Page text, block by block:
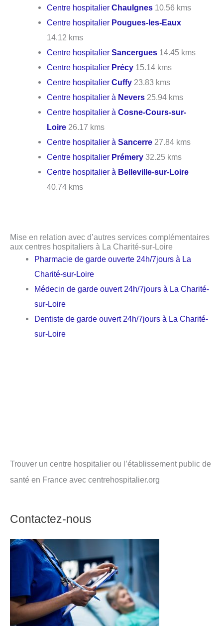
Centre hospitalierChaulgnes 10.56 kms
Centre hospitalier Pougues-les-Eaux
14.12 kms
Centre hospitalierSancergues 14.45 kms
Centre hospitalier Précy 15.14 kms
Centre hospitalierCuffy 23.83 kms
Centre hospitalier à Nevers 25.94 kms
Centre hospitalier àCosne-Cours-sur-
Loire 26.17 kms
Centre hospitalier àSancerre 27.84 kms
Centre hospitalier Prémery 32.25 kms
Centre hospitalier à Belleville-sur-Loire
40.74 kms
Mise en relation avec d’autres services complémentaires
aux centres hospitaliers à La Charité-sur-Loire
Pharmacie de garde ouverte 24h/7jours à La
Charité-sur-Loire
Médecin de garde ouvert 24h/7jours à La Charité-
sur-Loire
Dentiste de garde ouvert 24h/7jours à La Charité-
sur-Loire
Trouver un centre hospitalier ou l’établissement public de
santé en France avec centrehospitalier.org
Contactez-nous